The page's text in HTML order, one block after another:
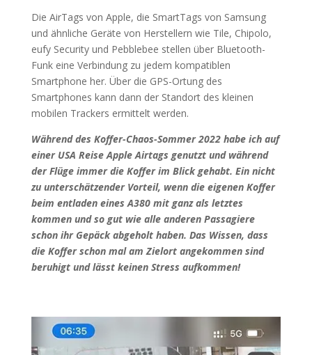
Die AirTags von Apple, die SmartTags von Samsung
und ähnliche Geräte von Herstellern wie Tile, Chipolo,
eufy Security und Pebblebee stellen über Bluetooth-
Funk eine Verbindung zu jedem kompatiblen
Smartphone her. Über die GPS-Ortung des
Smartphones kann dann der Standort des kleinen
mobilen Trackers ermittelt werden.
Während des Koffer-Chaos-Sommer 2022 habe ich auf
einer USA Reise Apple Airtags genutzt und während
der Flüge immer die Koffer im Blick gehabt. Ein nicht
zu unterschätzender Vorteil, wenn die eigenen Koffer
beim entladen eines A380 mit ganz als letztes
kommen und so gut wie alle anderen Passagiere
schon ihr Gepäck abgeholt haben. Das Wissen, dass
die Koffer schon mal am Zielort angekommen sind
beruhigt und lässt keinen Stress aufkommen!